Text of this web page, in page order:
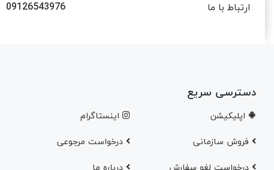
ارتباط با ما 09126543976
دسترسی سریع
اپلیکیشن اینستاگرام
فروش سازمانی درخواست مرجوعی